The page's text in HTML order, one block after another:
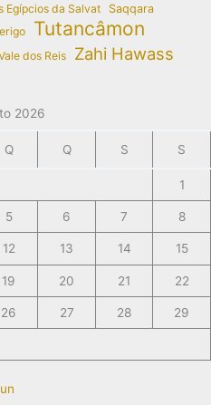
Egípcios da Salvat
Saqqara
Tutancâmon
dos Reis Zahi Hawass
2026
Q Q S S
1
5 6 7 8
12 13 14 15
19 20 21 22
26 27 28 29